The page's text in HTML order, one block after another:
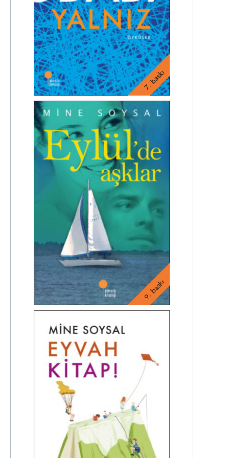
7. baskı
9. baskı